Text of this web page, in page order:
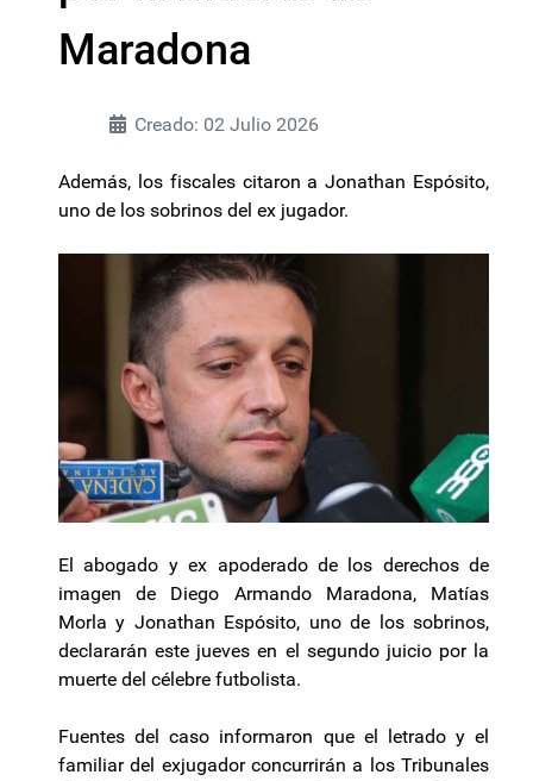
Maradona
Creado: 02 Julio 2026
Además, los fiscales citaron a Jonathan Espósito,
uno de los sobrinos del ex jugador.
El abogado y ex apoderado de los derechos de
imagen de Diego Armando Maradona, Matías
Morla y Jonathan Espósito, uno de los sobrinos,
declararán este jueves en el segundo juicio por la
muerte del célebre futbolista.
Fuentes del caso informaron que el letrado y el
familiar del exjugador concurrirán a los Tribunales